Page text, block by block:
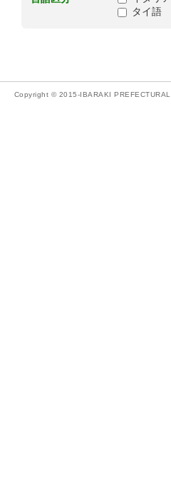
タイ語
Copyright © 2015-IBARAKI